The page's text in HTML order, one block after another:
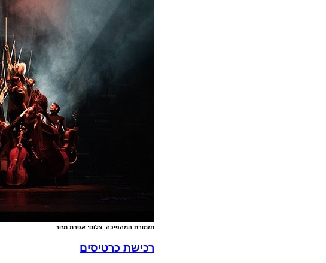
תזמורת המהפיכה, צלום: אפרת מזור
רכישת כרטיסים